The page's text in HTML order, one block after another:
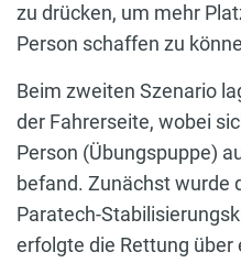
zu drücken, um mehr
Person schaffen zu
Beim zweiten Szenario
der Fahrerseite, wobei
Person (Übungspuppe)
befand. Zunächst wurde
Paratech-
erfolgte die Rettung über